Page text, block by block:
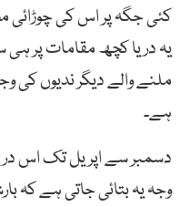
کئی جگہ پر اس کی
یہ دریا کچھ مقامات پر ہی
ملنے والے دیگر ندیوں کی
ہے۔
دسمبر سے اپریل تک اس
وجہ یہ بتائی جاتی ہے کہ